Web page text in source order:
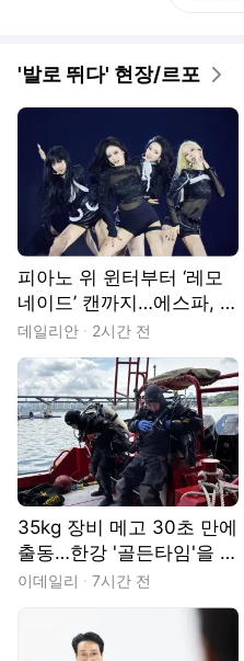
'발로 뛰다' 현장/르포
피아노 위 윈터부터 ‘레모
네이드’ 캔까지…에스파, 디
테일로 채운 고척돔 [현장]
데일리안 2시간 전
35kg 장비 메고 30초 만에
출동…한강 '골든타임'을 지
키는 사람들 [땀.땀.땀.]
이데일리 7시간 전